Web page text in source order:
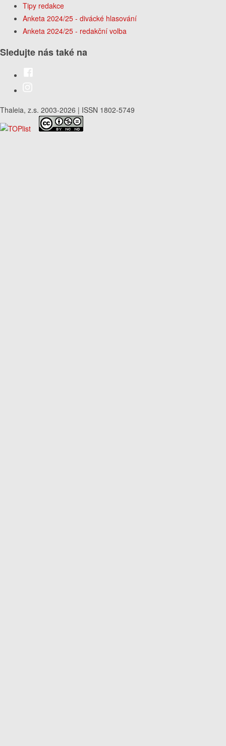
Tipy redakce
Anketa 2024/25 - divácké hlasování
Anketa 2024/25 - redakční volba
Sledujte nás také na
Thaleia, z.s. 2003-2026 | ISSN 1802-5749